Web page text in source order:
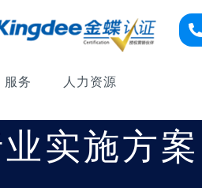
服务 人力资源
实施方案